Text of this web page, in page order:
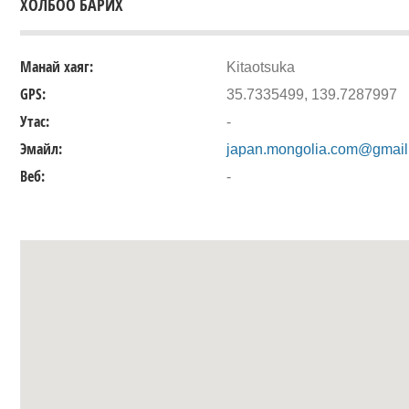
ХОЛБОО БАРИХ
Манай хаяг: Kitaotsuka
GPS: 35.7335499, 139.7287997
Утас: -
Эмайл:
Веб: -